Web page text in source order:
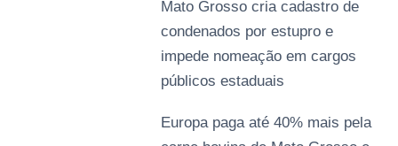
Mato Grosso cria cadastro de
condenados por estupro e
impede nomeação em cargos
públicos estaduais
Europa paga até 40% mais pela